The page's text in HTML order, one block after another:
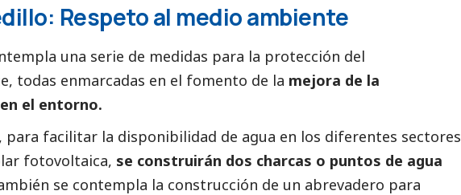
Respeto al medio ambiente
una serie de medidas para la protección del
, todas enmarcadas en el fomento de la mejora de la
el entorno.
para facilitar la disponibilidad de agua en los diferentes sectores
fotovoltaica, se construirán dos charcas o puntos de agua
se contempla la construcción de un abrevadero para